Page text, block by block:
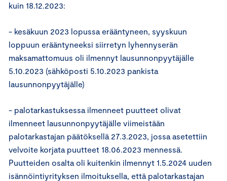
kuin 18.12.2023:
- kesäkuun 2023 lopussa erääntyneen, syyskuun
loppuun erääntyneeksi siirretyn lyhennyserän
maksamattomuus oli ilmennyt lausunnonpyytäjälle
5.10.2023 (sähköposti 5.10.2023 pankista
lausunnonpyytäjälle)
- palotarkastuksessa ilmenneet puutteet olivat
ilmenneet lausunnonpyytäjälle viimeistään
palotarkastajan päätöksellä 27.3.2023, jossa asetettiin
velvoite korjata puutteet 18.06.2023 mennessä.
Puutteiden osalta oli kuitenkin ilmennyt 1.5.2024 uuden
isännöintiyrityksen ilmoituksella, että palotarkastajan